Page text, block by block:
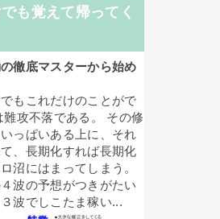
も覚えて帰ってく
徹底マスターから始め
もこれだけのことがで
攻不落である。 その修
っぱいある上に、それ
、長期化すれば長期化
沼にはまってしまう。
波の予想がつきがたい
波でしこたま稼い...